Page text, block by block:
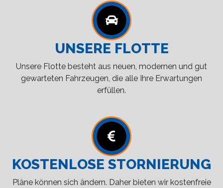
UNSERE FLOTTE
Unsere Flotte besteht aus neuen, modernen und gut
gewarteten Fahrzeugen, die alle Ihre Erwartungen
erfüllen.
KOSTENLOSE STORNIERUNG
Pläne können sich ändern. Daher bieten wir kostenfreie